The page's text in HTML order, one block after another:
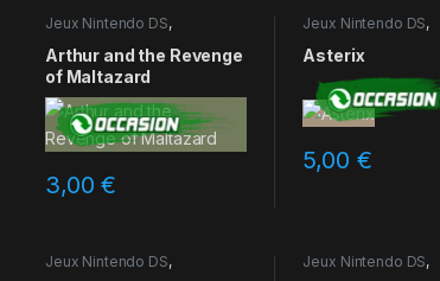
Jeux Nintendo DS,
Arthur and the Revenge
of Maltazard
3,00€
Jeux Nintendo DS,
Asterix
5,00 €
Jeux Nintendo DS,
Jeux Nintendo DS,